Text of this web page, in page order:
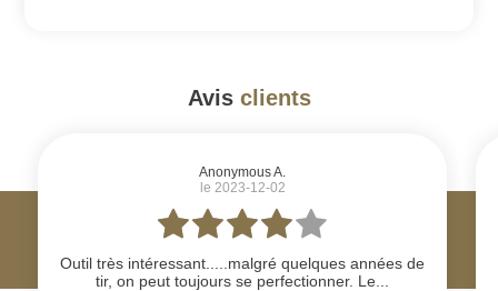
Avis clients
Anonymous A.
le 2023-12-02
Outil très intéressant.....malgré quelques années de
tir, on peut toujours se perfectionner. Le...